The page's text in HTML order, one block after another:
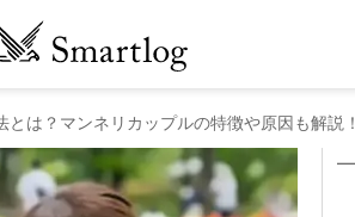
は？マンネリカップルの特徴や原因も解説！